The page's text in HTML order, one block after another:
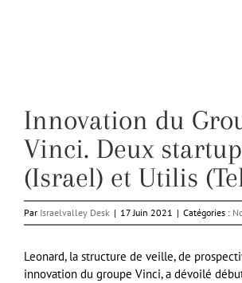
Innovation du
Vinci. Deux
(Israel) et Utilis
Par Israelvalley Desk | 17 Juin 2021 | Catégories :
Leonard, la structure de veille, de
innovation du groupe Vinci, a dévoilé